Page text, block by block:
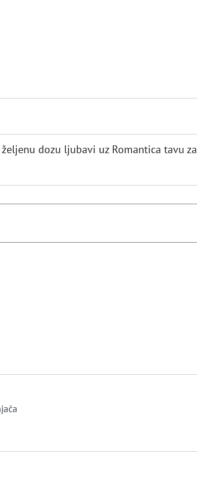
dozu ljubavi uz Romantica tavu za